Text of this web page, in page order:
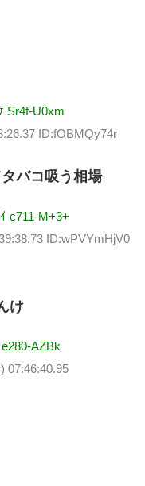
Sr4f-U0xm
ID:fOBMQy74r
バコ吸う相場
c711-M+3+
ID:wPVYmHjV0
け
AZBk
07:46:40.95